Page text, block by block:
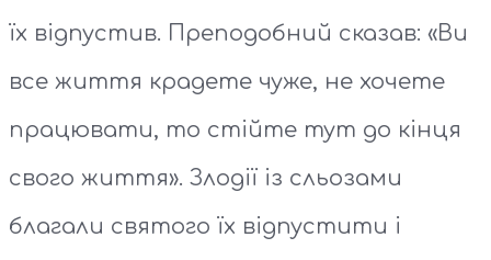
їх відпустив. Преподобний сказав: «Ви
все життя крадете чуже, не хочете
працювати, то стійте тут до кінця
свого життя». Злодії із сльозами
благали святого їх відпустити і